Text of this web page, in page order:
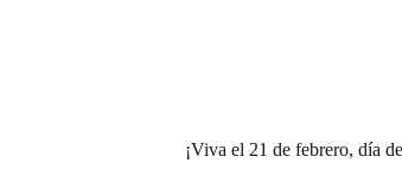
¡Viva el 21 de febrero, día